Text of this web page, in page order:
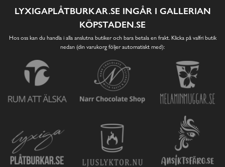
LYXIGAPLÅTBURKAR.SE INGÅR I GALLERIAN
KÖPSTADEN.SE
Hos oss kan du handla i alla anslutna butiker och bara betala en frakt. Klicka på valfri butik
nedan (din varukorg följer automatiskt med):